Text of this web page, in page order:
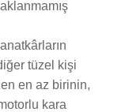
tüzel kişi
en az birinin,
kara